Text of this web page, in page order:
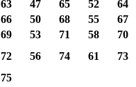
63 47 65 52
64
66 50 68 55
67
69 53 71 58
70
72 56 74 61
73
75